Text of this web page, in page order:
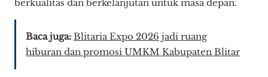
berkualitas dan berkelanjutan untuk masa depan.
Baca juga: Blitaria Expo 2026 jadi ruang
hiburan dan promosi UMKM Kabupaten Blitar